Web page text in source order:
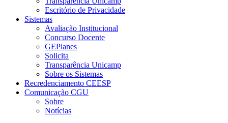
Escritório de Privacidade
Sistemas
Avaliação Institucional
Concurso Docente
GEPlanes
Solicita
Transparência Unicamp
Sobre os Sistemas
Recredenciamento CEESP
Comunicação CGU
Sobre
Notícias